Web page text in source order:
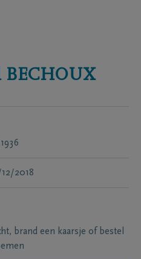
BECHOUX
12/2018
brand een kaarsje of bestel